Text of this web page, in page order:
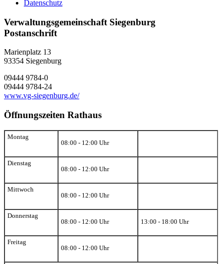
Datenschutz
Verwaltungsgemeinschaft Siegenburg
Postanschrift
Marienplatz 13
93354 Siegenburg
09444 9784-0
09444 9784-24
www.vg-siegenburg.de/
Öffnungszeiten Rathaus
Montag
08:00 - 12:00 Uhr
Dienstag
08:00 - 12:00 Uhr
Mittwoch
08:00 - 12:00 Uhr
Donnerstag
08:00 - 12:00 Uhr
13:00 - 18:00 Uhr
Freitag
08:00 - 12:00 Uhr